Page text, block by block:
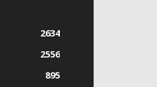
2634
2556
895